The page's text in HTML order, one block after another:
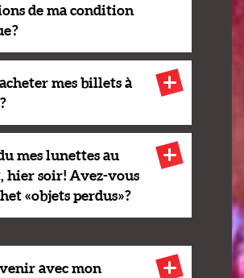
de ma condition
?
mes billets à
mes lunettes au
hier soir ! Avez-vous
« objets perdus » ?
avec mon